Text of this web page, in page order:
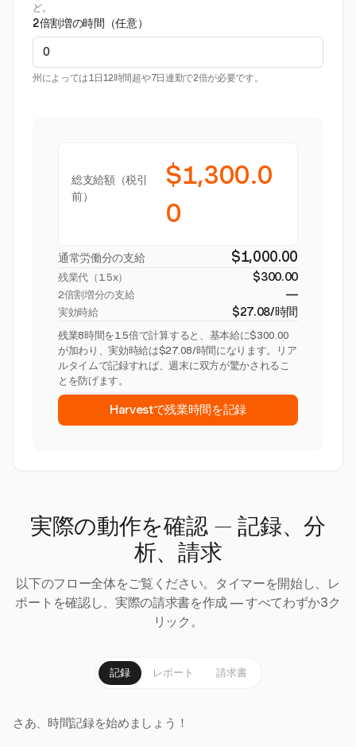
ど。
2倍割増の時間（任意）
州によっては1日12時間超や7日連勤で2倍が必要です。
総支給額（税引
前）
$1,300.0
0
通常労働分の支給 $1,000.00
残業代（ 1.5x） $300.00
2倍割増分の支給 —
実効時給 $27.08/時間
残業8時間を1.5倍で計算すると、基本給に$300.00
が加わり、実効時給は$27.08/時間になります。リア
ルタイムで記録すれば、週末に双方が驚かされるこ
とを防げます。
Harvestで残業時間を記録
実際の動作を確認 — 記録、分
析、請求
以下のフロー全体をご覧ください。タイマーを開始し、レ
ポートを確認し、実際の請求書を作成 — すべてわずか3ク
リック。
記録 レポート 請求書
さあ、時間記録を始めましょう！